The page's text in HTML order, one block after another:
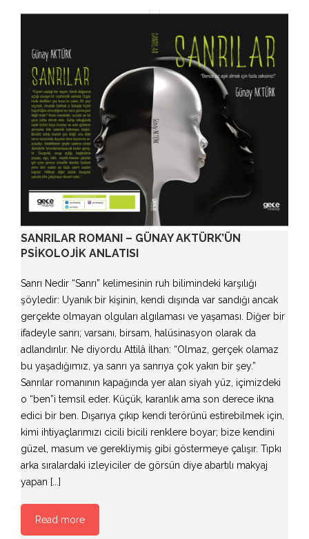
SANRILAR ROMANI – GÜNAY AKTÜRK’ÜN
PSIKOLOJIK ANLATISI
Sanrı Nedir “Sanrı” kelimesinin ruh bilimindeki karşılığı
şöyledir: Uyanık bir kişinin, kendi dışında var sandığı ancak
gerçekte olmayan olguları algılaması ve yaşaması. Diğer bir
ifadeyle sanrı; varsanı, birsam, halüsinasyon olarak da
adlandırılır. Ne diyordu Attilâ İlhan: “Olmaz, gerçek olamaz
bu yaşadığımız, ya sanrı ya sanrıya çok yakın bir şey.”
Sanrılar romanının kapağında yer alan siyah yüz, içimizdeki
o “ben”i temsil eder. Küçük, karanlık ama son derece ikna
edici bir ben. Dışarıya çıkıp kendi terörünü estirebilmek için,
kimi ihtiyaçlarımızı cicili bicili renklere boyar; bize kendini
güzel, masum ve gerekliymiş gibi göstermeye çalışır. Tıpkı
arka sıralardaki izleyiciler de görsün diye abartılı makyaj
yapan [...]
Read more